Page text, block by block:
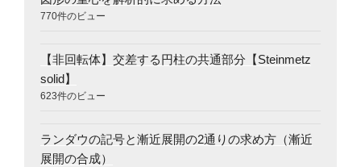
770件のビュー
【非回転体】交差する円柱の共通部分【Steinmetz
solid】
623件のビュー
ランダウの記号と漸近展開の2通りの求め方（漸近
展開の合成）